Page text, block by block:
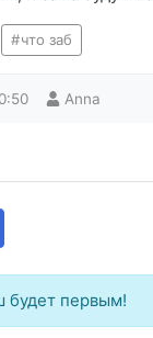
что заб
Anna
будет первым!